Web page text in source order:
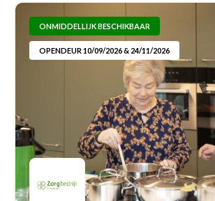
ONMIDDELLIJK BESCHIKBAAR
OPENDEUR 10/09/2026 & 24/11/2026